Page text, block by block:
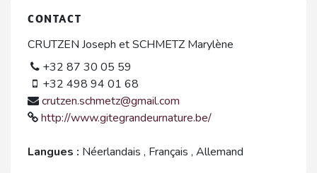
CONTACT
CRUTZEN Joseph et SCHMETZ Marylène
+32 87 30 05 59
+32 498 94 01 68
crutzen.schmetz@gmail.com
http://www.gitegrandeurnature.be/
Langues : Néerlandais , Français , Allemand